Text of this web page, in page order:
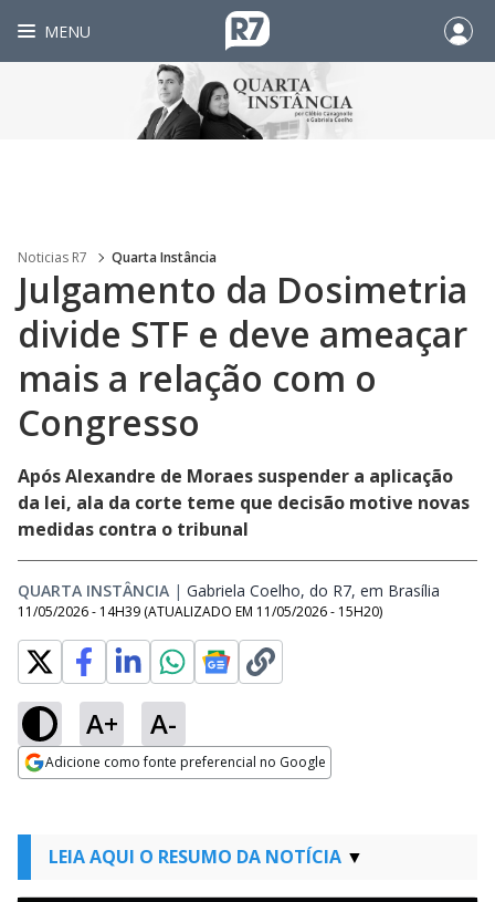
MENU
Noticias R7 Quarta Instância
Julgamento da Dosimetria
divide STF e deve ameaçar
mais a relação com o
Congresso
Após Alexandre de Moraes suspender a aplicação
da lei, ala da corte teme que decisão motive novas
medidas contra o tribunal
QUARTA INSTÂNCIA | Gabriela Coelho, do R7, em Brasília
11/05/2026 - 14H39 (ATUALIZADO EM 11/05/2026 - 15H20)
A+ A-
Adicione como fonte preferencial no Google
LEIA AQUI O RESUMO DA NOTÍCIA